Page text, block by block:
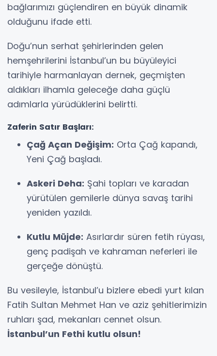
bağlarımızı güçlendiren en büyük dinamik
olduğunu ifade etti.
Doğu’nun serhat şehirlerinden gelen
hemşehrilerini İstanbul’un bu büyüleyici
tarihiyle harmanlayan dernek, geçmişten
aldıkları ilhamla geleceğe daha güçlü
adımlarla yürüdüklerini belirtti.
Zaferin Satır Başları:
Çağ Açan Değişim: Orta Çağ kapandı,
Yeni Çağ başladı.
Askeri Deha: Şahi topları ve karadan
yürütülen gemilerle dünya savaş tarihi
yeniden yazıldı.
Kutlu Müjde: Asırlardır süren fetih rüyası,
genç padişah ve kahraman neferleri ile
gerçeğe dönüştü.
Bu vesileyle, İstanbul’u bizlere ebedi yurt kılan
Fatih Sultan Mehmet Han ve aziz şehitlerimizin
ruhları şad, mekanları cennet olsun.
İstanbul’un Fethi kutlu olsun!